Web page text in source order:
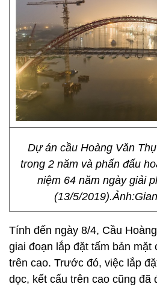
Dự án cầu Hoàng Văn
trong 2 năm và phấn đấu
niệm 64 năm ngày giải
(13/5/
Tính đến ngày 8/4, Cầu
giai đoạn lắp đặt tấm bản mặt
trên cao. Trước đó, việc lắp
dọc, kết cấu trên cao cũng đã